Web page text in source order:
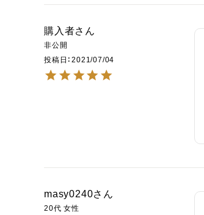
購入者
非公開
投稿日
2021/07/04
masy0240
20代 女性